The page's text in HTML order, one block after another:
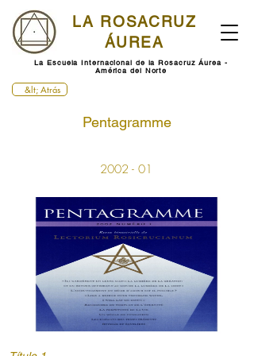
LA ROSACRUZ
ÁUREA
La Escuela Internacional de la Rosacruz Áurea -
América del Norte
&lt; Atrás
Pentagramme
2002 - 01